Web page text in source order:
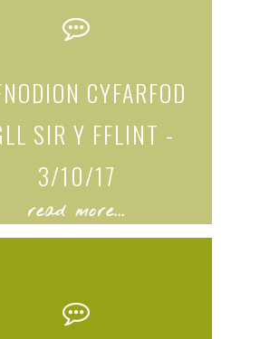
CYFARFOD
SIR Y FFLINT -
3/10/17
read more...